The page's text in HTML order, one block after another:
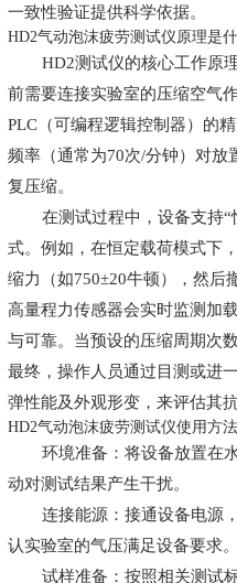
一致性验证提供科学依据。
HD2气动泡沫疲劳测试仪原理是
HD2测试仪的核心工作原
前需要连接实验室的压缩空气
PLC（可编程逻辑控制器）的
频率（通常为70次/分钟）对放
复压缩。
在测试过程中，设备支持
式。例如，在恒定载荷模式下
缩力（如750±20牛顿），然后
高量程力传感器会实时监测加
与可靠。当预设的压缩周期次
最终，操作人员通过目测或进
弹性能及外观形变，来评估其抗
HD2气动泡沫疲劳测试仪使用方
环境准备：将设备放置在
动对测试结果产生干扰。
连接能源：接通设备电源
认实验室的气压满足设备要求。
试样准备：按照相关测试